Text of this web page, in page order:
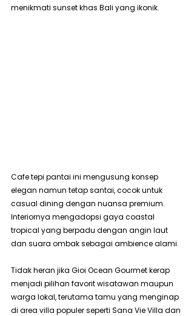
menikmati sunset khas Bali yang ikonik.
Cafe tepi pantai ini mengusung konsep
elegan namun tetap santai, cocok untuk
casual dining dengan nuansa premium.
Interiornya mengadopsi gaya coastal
tropical yang berpadu dengan angin laut
dan suara ombak sebagai ambience alami.
Tidak heran jika Gioi Ocean Gourmet kerap
menjadi pilihan favorit wisatawan maupun
warga lokal, terutama tamu yang menginap
di area villa populer seperti Sana Vie Villa dan